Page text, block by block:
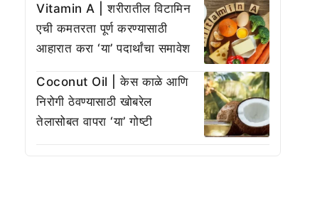
Vitamin A | शरीरातील विटामिन
एची कमतरता पूर्ण करण्यासाठी
आहारात करा ‘या’ पदार्थांचा समावेश
Coconut Oil | केस काळे आणि
निरोगी ठेवण्यासाठी खोबरेल
तेलासोबत वापरा ‘या’ गोष्टी